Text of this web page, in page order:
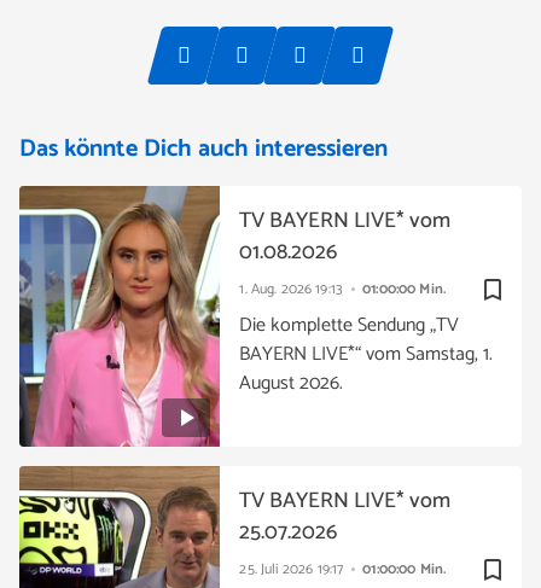
Das könnte Dich auch interessieren
bookmark_border
1. Aug. 202619:13 01:00:00 Min.
TV BAYERN LIVE* vom
01.08.2026
Die komplette Sendung „TV
BAYERN LIVE*“ vom Samstag, 1.
August 2026.
bookmark_border
25. Juli 2026 19:17 01:00:00 Min.
TV BAYERN LIVE* vom
25.07.2026